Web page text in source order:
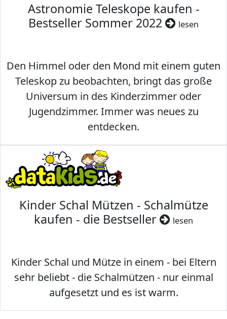
Astronomie Teleskope kaufen -
Bestseller Sommer 2022
lesen
Den Himmel oder den Mond mit einem guten
Teleskop zu beobachten, bringt das große
Universum in des Kinderzimmer oder
Jugendzimmer. Immer was neues zu
entdecken.
Kinder Schal Mützen - Schalmütze
kaufen - die Bestseller
lesen
Kinder Schal und Mütze in einem - bei Eltern
sehr beliebt - die Schalmützen - nur einmal
aufgesetzt und es ist warm.